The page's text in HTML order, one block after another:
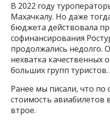
В 2022 году
Махачкалу. Но даже
бюджета действовала
софинансирования
продолжались недолго.
нехватка качественных
больших групп туристов.
Ранее мы писали, что по
стоимость авиабилетов
втрое.